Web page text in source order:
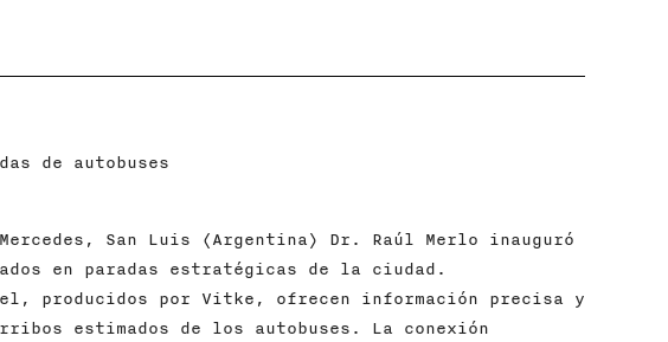
de autobuses
San Luis (Argentina) Dr. Raúl Merlo inauguró
en paradas estratégicas de la ciudad.
producidos por Vitke, ofrecen información precisa y
estimados de los autobuses. La conexión